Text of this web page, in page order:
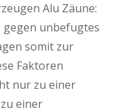
Alu Zäune:
gegen unbefugtes
somit zur
Faktoren
nur zu einer
einer